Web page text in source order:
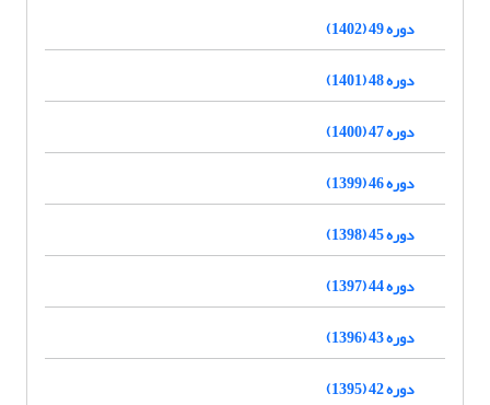
دوره 49 (1402)
دوره 48 (1401)
دوره 47 (1400)
دوره 46 (1399)
دوره 45 (1398)
دوره 44 (1397)
دوره 43 (1396)
دوره 42 (1395)